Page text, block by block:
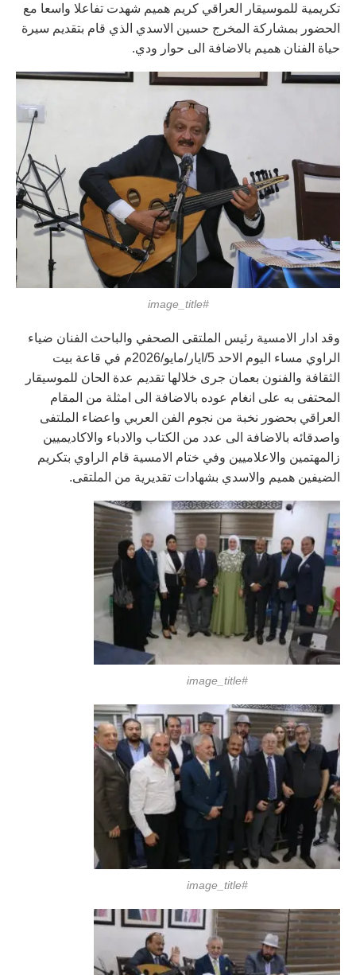
تكريمية للموسيقار العراقي كريم هميم شهدت تفاعلا واسعا مع
الحضور بمشاركة المخرج حسين الاسدي الذي قام بتقديم سيرة
حياة الفنان هميم بالاضافة الى حوار ودي.
#image_title
وقد ادار الامسية رئيس الملتقى الصحفي والباحث الفنان ضياء
الراوي مساء اليوم الاحد 5/ايار/مايو/2026م في قاعة بيت
الثقافة والفنون بعمان جرى خلالها تقديم عدة الحان للموسيقار
المحتفى به على انغام عوده بالاضافة الى امثلة من المقام
العراقي بحضور نخبة من نجوم الفن العربي واعضاء الملتفى
واصدقائه بالاضافة الى عدد من الكتاب والادباء والاكاديميين
زالمهتمين والاعلاميين وفي ختام الامسية قام الراوي بتكريم
الضيفين هميم والاسدي بشهادات تقديرية من الملتقى.
#image_title
#image_title